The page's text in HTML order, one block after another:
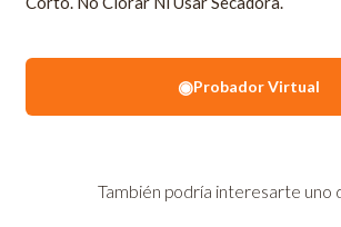
◉Probador Virtual
También podría interesarte uno